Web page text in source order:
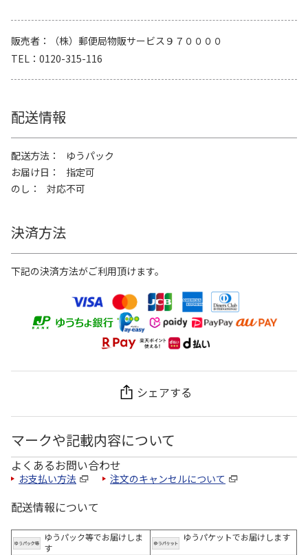
販売者
（株）郵便局物販サービス９７００００
TEL
0120-315-116
配送情報
配送方法
ゆうパック
お届け日
指定可
のし
対応不可
決済方法
下記の決済方法がご利用頂けます。
シェアする
マークや記載内容について
よくあるお問い合わせ
お支払い方法 注文のキャンセルについて
配送情報について
ゆうパック等でお届けしま
す
ゆうパケットでお届けします